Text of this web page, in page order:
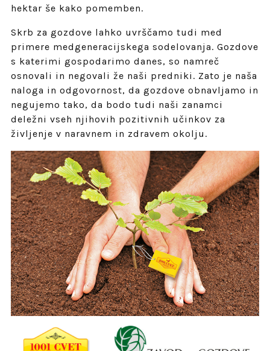
hektar še kako pomemben.
Skrb za gozdove lahko uvrščamo tudi med
primere medgeneracijskega sodelovanja. Gozdove
s katerimi gospodarimo danes, so namreč
osnovali in negovali že naši predniki. Zato je naša
naloga in odgovornost, da gozdove obnavljamo in
negujemo tako, da bodo tudi naši zanamci
deležni vseh njihovih pozitivnih učinkov za
življenje v naravnem in zdravem okolju.